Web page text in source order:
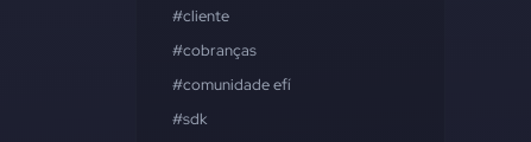
#cliente
#cobranças
#comunidade efí
#sdk